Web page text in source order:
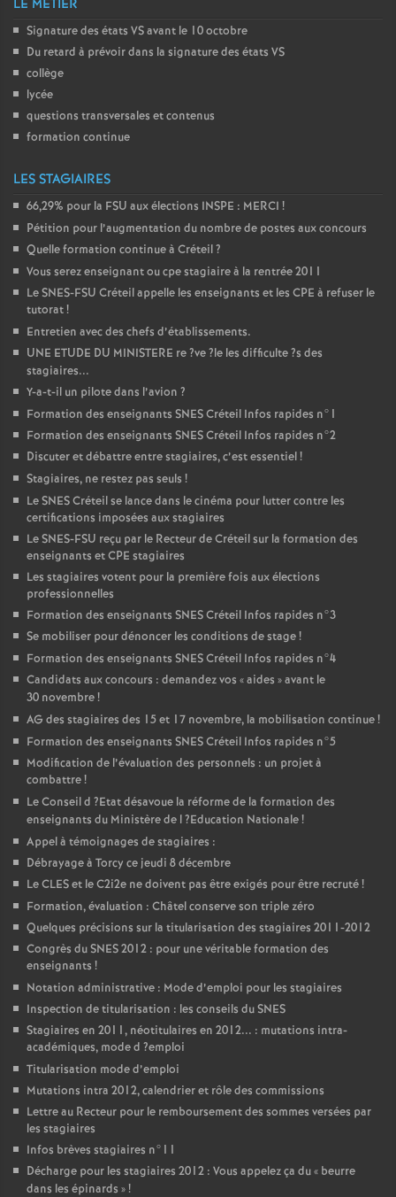
LE MÉTIER
Signature des états VSavant le 10 octobre
Du retard à prévoir dans la signature des états VS
collège
lycée
questions transversales et contenus
formation continue
LES STAGIAIRES
66,29% pour la FSU aux élections INSPE : MERCI !
Pétition pour l’augmentation du nombre de postes aux concours
Quelle formation continue à Créteil?
Vous serez enseignant ou cpe stagiaire à la rentrée 2011
LeSNES-FSU Créteil appelle les enseignants et les CPE à refuser le
tutorat!
Entretien avec des chefs d’établissements.
UNE ETUDE DU MINISTERE re?ve?le les difficulte?s des
stagiaires...
Y-a-t-il un pilote dans l’avion ?
Formation des enseignants SNESCréteil Infos rapides n°1
Formation des enseignants SNESCréteil Infos rapides n°2
Discuter et débattre entre stagiaires, c’est essentiel!
Stagiaires, ne restez pas seuls !
LeSNESCréteil se lance dans le cinéma pour lutter contre les
certifications imposées aux stagiaires
LeSNES-FSU reçu par le Recteur de Créteil sur la formation des
enseignants etCPE stagiaires
Les stagiaires votent pour la première fois aux élections
professionnelles
Formation des enseignants SNESCréteil Infos rapides n°3
Se mobiliser pour dénoncer les conditions de stage!
Formation des enseignants SNESCréteil Infos rapides n°4
Candidats aux concours : demandez vos «aides » avant le
30 novembre!
AG des stagiaires des 15 et 17 novembre, la mobilisation continue!
Formation des enseignants SNESCréteil Infos rapides n°5
Modification de l’évaluation des personnels : un projet à
combattre!
Le Conseil d ?Etat désavoue la réforme de la formation des
enseignants du Ministère de l?Education Nationale!
Appel à témoignages de stagiaires :
Débrayage à Torcy ce jeudi 8 décembre
LeCLESet le C2i2e ne doivent pas être exigés pour être recruté!
Formation, évaluation : Châtel conserve son triple zéro
Quelques précisions sur la titularisation des stagiaires 2011-2012
Congrès duSNES2012 : pour une véritable formation des
enseignants !
Notation administrative : Mode d’emploi pour les stagiaires
Inspection de titularisation : les conseils duSNES
Stagiaires en 2011, néotitulaires en 2012... : mutations intra-
académiques, mode d ?emploi
Titularisation mode d’emploi
Mutations intra 2012, calendrier et rôle des commissions
Lettre au Recteur pour le remboursement des sommes versées par
les stagiaires
Infos brèves stagiaires n°11
Décharge pour les stagiaires 2012 : Vous appelez ça du « beurre
dans les épinards »!